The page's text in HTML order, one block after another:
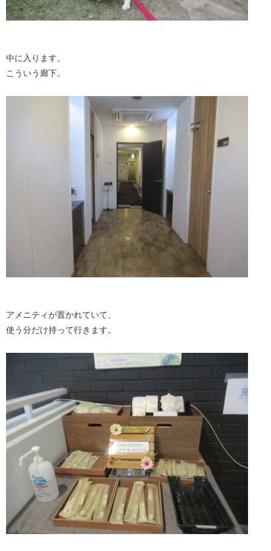
中に入ります。
こういう廊下。
アメニティが置かれていて、
使う分だけ持って行きます。